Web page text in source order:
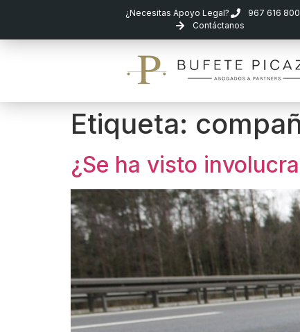
¿Necesitas Apoyo Legal?
967 616 800
Contáctanos
Etiqueta:
¿Se ha visto